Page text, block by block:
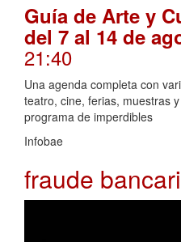
Guía de Arte y
del 7 al 14 de
21:40
Una agenda completa con
teatro, cine, ferias, muestras
programa de imperdibles
Infobae
fraude